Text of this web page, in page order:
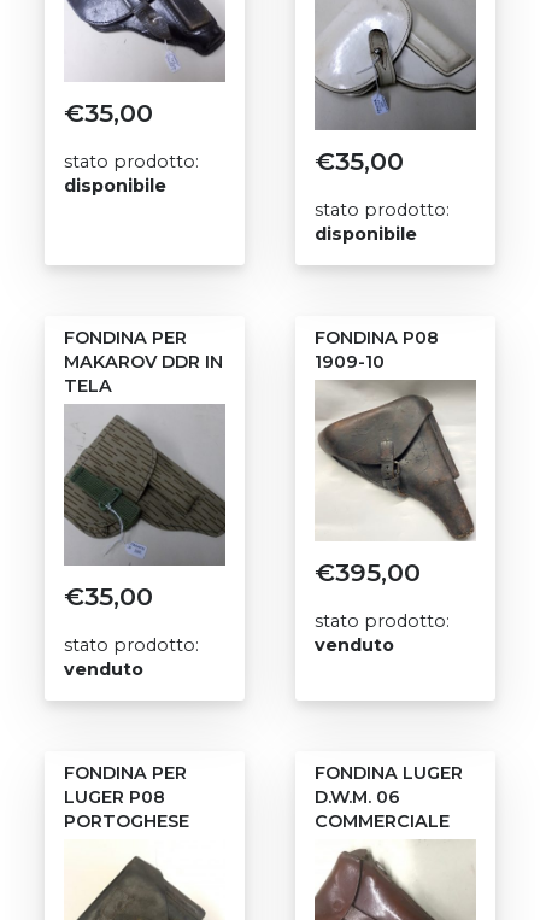
€35,00
stato prodotto:
disponibile
€35,00
stato prodotto:
disponibile
FONDINA PER
MAKAROV DDR IN
TELA
€35,00
stato prodotto:
venduto
FONDINA P08
1909-10
€395,00
stato prodotto:
venduto
FONDINA PER
LUGER P08
PORTOGHESE
FONDINA LUGER
D.W.M. 06
COMMERCIALE